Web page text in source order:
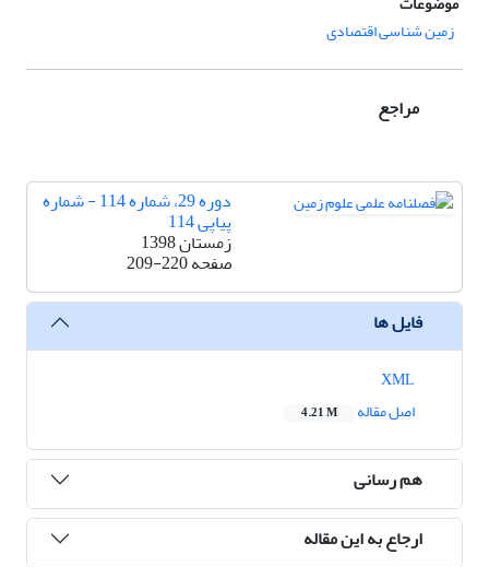
زمین شناسی اقتصادی
مراجع
دوره 29، شماره 114 - شماره
پیاپی 114
زمستان 1398
صفحه209-220
فایل ها
اصل مقاله
4.21 M
هم رسانی
ارجاع به این مقاله